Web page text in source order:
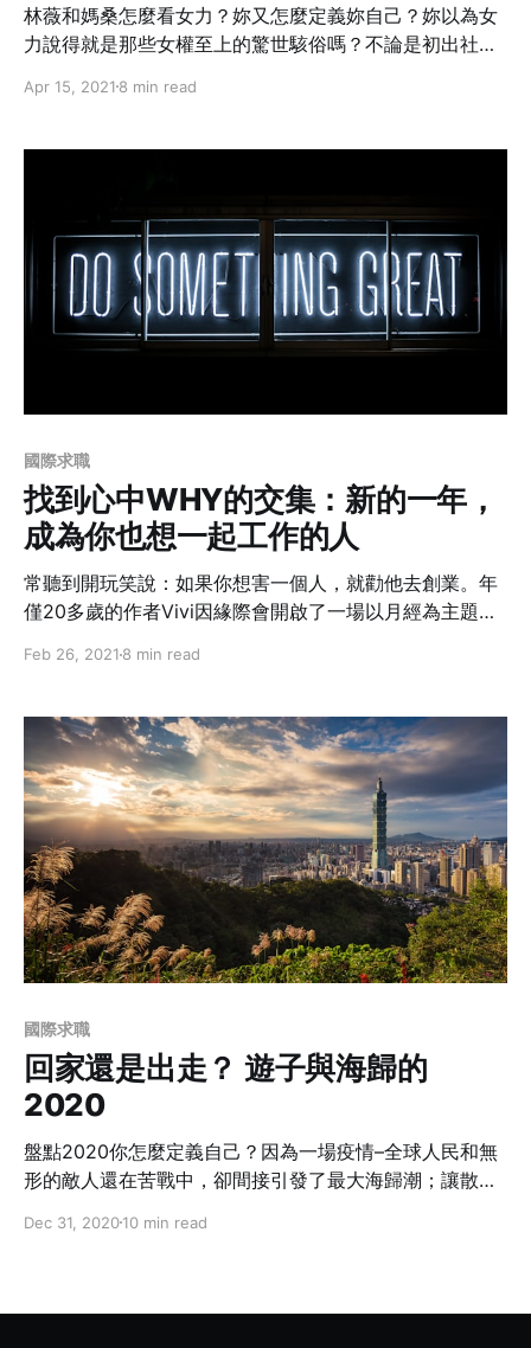
林薇和媽桑怎麼看女力？妳又怎麼定義妳自己？妳以為女
力說得就是那些女權至上的驚世駭俗嗎？不論是初出社會
闖關卡卡？撕掉性別和年紀帶來的不平等和不對等，有沒
40歲的妳有永保20歲不顧一切的初心？
Apr 15, 2021 8 min read
國際求職
找到心中WHY的交集：新的一年，
成為你也想一起工作的人
常聽到開玩笑說：如果你想害一個人，就勸他去創業。年
僅20多歲的作者Vivi因緣際會開啟了一場以月經為主題的
頭銜，帶著一群志同道合的夥伴進入戰場。初嘗創業的爽
Feb 26, 2021 8 min read
國際求職
回家還是出走？ 遊子與海歸的
2020
盤點2020你怎麼定義自己？因為一場疫情–全球人民和無
形的敵人還在苦戰中，卻間接引發了最大海歸潮；讓散落
面臨突如其來的人生規劃改變，你也是其中一份子？抑或
Dec 31, 202010 min read